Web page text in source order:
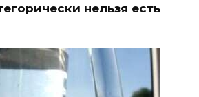
нельзя есть